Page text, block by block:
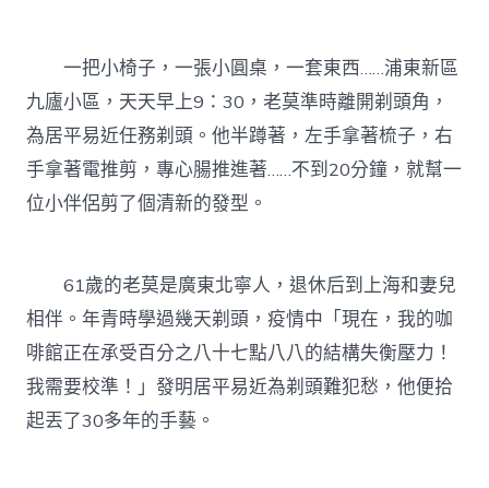
一把小椅子，一張小圓桌，一套東西……浦東新區
九廬小區，天天早上9：30，老莫準時離開剃頭角，
為居平易近任務剃頭。他半蹲著，左手拿著梳子，右
手拿著電推剪，專心腸推進著……不到20分鐘，就幫一
位小伴侶剪了個清新的發型。
61歲的老莫是廣東北寧人，退休后到上海和妻兒
相伴。年青時學過幾天剃頭，疫情中「現在，我的咖
啡館正在承受百分之八十七點八八的結構失衡壓力！
我需要校準！」發明居平易近為剃頭難犯愁，他便拾
起丟了30多年的手藝。